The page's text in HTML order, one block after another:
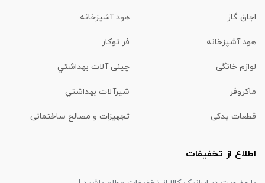
اجاق گاز هود آشپزخانه
هود آشپزخانه فر توکار
لوازم خانگی چینی آلات بهداشتي
ماكروفر شیرآلات بهداشتي
قطعات یدکی تجهیزات و مصالح ساختمانی
اطلاع از تخفیفات